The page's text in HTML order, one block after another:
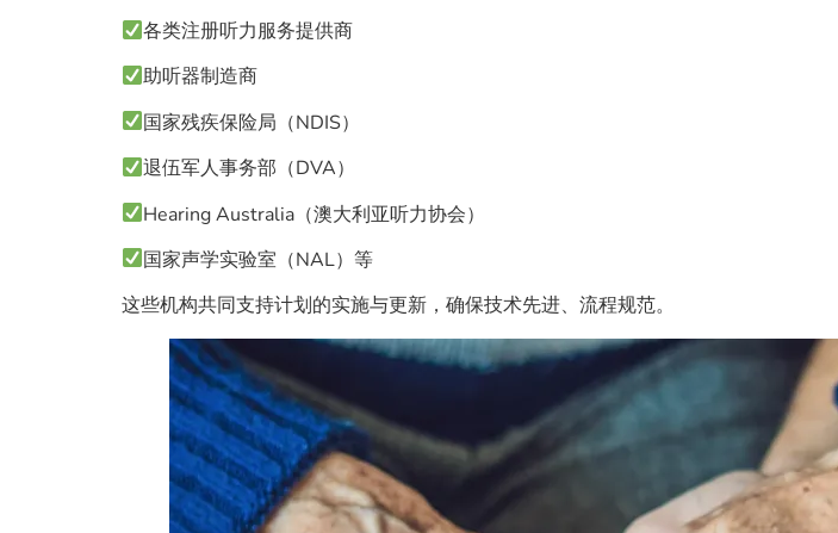
各类注册听力服务提供商
助听器制造商
国家残疾保险局（NDIS）
退伍军人事务部（DVA）
Hearing Australia（澳大利亚听力协会）
国家声学实验室（NAL）等
这些机构共同支持计划的实施与更新，确保技术先进、流程规范。